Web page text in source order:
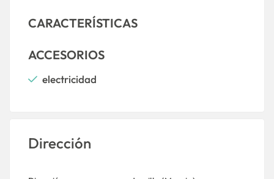
CARACTERÍSTICAS
ACCESORIOS
electricidad
Dirección